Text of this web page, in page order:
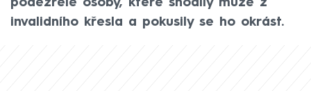
podezřelé osoby, které shodily muže z
invalidního křesla a pokusily se ho okrást.